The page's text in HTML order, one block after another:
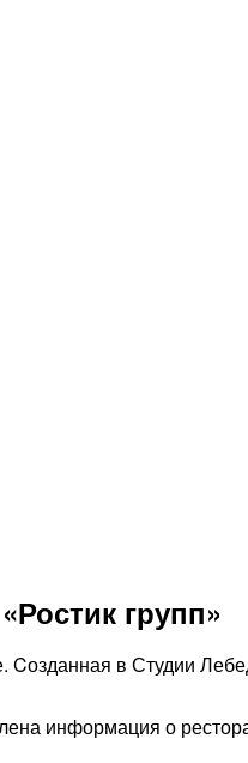
групп»
Cозданная в Студии
информация о